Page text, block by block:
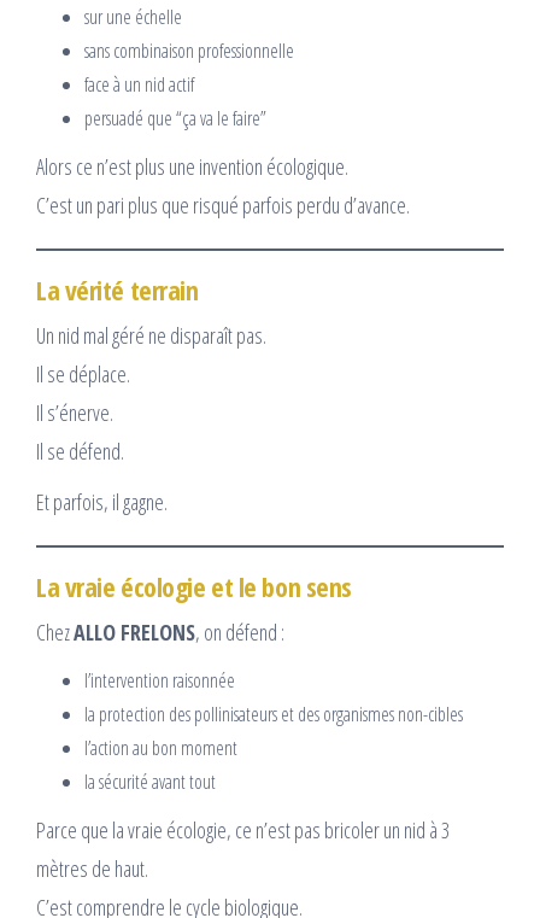
sur une échelle
sans combinaison professionnelle
face à un nid actif
persuadé que “ça va le faire”
Alors ce n’est plus une invention écologique.
C’est un pari plus que risqué parfois perdu d’avance.
La vérité terrain
Un nid mal géré ne disparaît pas.
Il se déplace.
Il s’énerve.
Il se défend.
Et parfois, il gagne.
La vraie écologie et le bon sens
ChezALLO FRELONS, on défend :
l’intervention raisonnée
la protection des pollinisateurs et des organismes non-cibles
l’action au bon moment
la sécurité avant tout
Parce que la vraie écologie, ce n’est pas bricoler un nid à 3
mètres de haut.
C’est comprendre le cycle biologique.